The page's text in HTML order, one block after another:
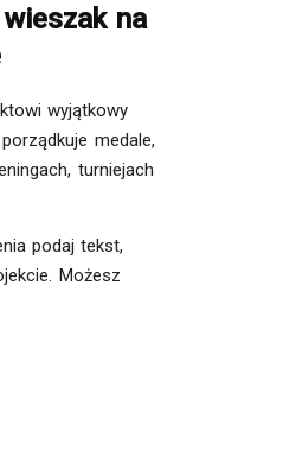
na
wyjątkowy
medale,
turniejach
podaj tekst,
Możesz